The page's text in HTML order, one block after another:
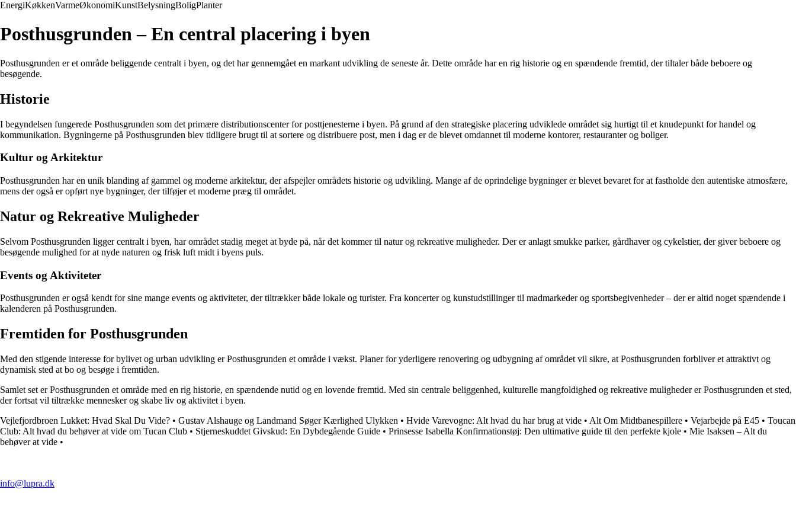
EnergiKøkkenVarmeØkonomiKunstBelysningBoligPlanter
Posthusgrunden – En central placering i byen
Posthusgrunden er et område beliggende centralt i byen, og det har gennemgået en markant udvikling de seneste år. Dette område har en rig historie og en spændende fremtid, der tiltaler både beboere og
besøgende.
Historie
I begyndelsen fungerede Posthusgrunden som det primære distributionscenter for posttjenesterne i byen. På grund af den strategiske placering udviklede området sig hurtigt til et knudepunkt for handel og
kommunikation. Bygningerne på Posthusgrunden blev tidligere brugt til at sortere og distribuere post, men i dag er de blevet omdannet til moderne kontorer, restauranter og boliger.
Kultur og Arkitektur
Posthusgrunden har en unik blanding af gammel og moderne arkitektur, der afspejler områdets historie og udvikling. Mange af de oprindelige bygninger er blevet bevaret for at fastholde den autentiske atmosfære,
mens der også er opført nye bygninger, der tilføjer et moderne præg til området.
Natur og Rekreative Muligheder
Selvom Posthusgrunden ligger centralt i byen, har området stadig meget at byde på, når det kommer til natur og rekreative muligheder. Der er anlagt smukke parker, gårdhaver og cykelstier, der giver beboere og
besøgende mulighed for at nyde naturen og frisk luft midt i byens puls.
Events og Aktiviteter
Posthusgrunden er også kendt for sine mange events og aktiviteter, der tiltrækker både lokale og turister. Fra koncerter og kunstudstillinger til madmarkeder og sportsbegivenheder – der er altid noget spændende i
kalenderen på Posthusgrunden.
Fremtiden for Posthusgrunden
Med den stigende interesse for bylivet og urban udvikling er Posthusgrunden et område i vækst. Planer for yderligere renovering og udbygning af området vil sikre, at Posthusgrunden forbliver et attraktivt og
dynamisk sted at bo og besøge i fremtiden.
Samlet set er Posthusgrunden et område med en rig historie, en spændende nutid og en lovende fremtid. Med sin centrale beliggenhed, kulturelle mangfoldighed og rekreative muligheder er Posthusgrunden et sted,
der fortsat vil tiltrække mennesker og skabe liv og aktivitet i byen.
Vejlefjordbroen Lukket: Hvad Skal Du Vide? • Gustav Alshauge og Landmand Søger Kærlighed Ulykken • Hvide Varevogne: Alt hvad du har brug at vide • Alt Om Midtbanespillere • Vejarbejde på E45 • Toucan
Club: Alt hvad du behøver at vide om Tucan Club • Stjerneskuddet Givskud: En Dybdegående Guide • Prinsesse Isabella Konfirmationstøj: Den ultimative guide til den perfekte kjole • Mie Isaksen – Alt du
behøver at vide •
info@lupra.dk